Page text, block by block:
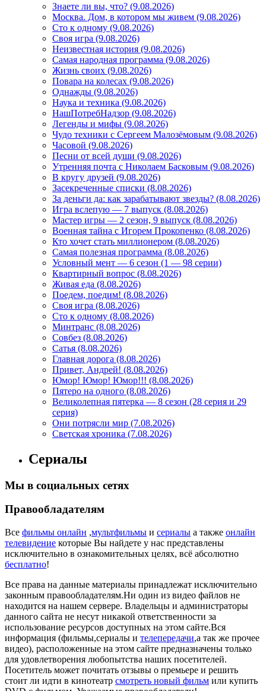
Знаете ли вы, что? (9.08.2026)
Mосква. Дом, в котором мы живем (9.08.2026)
Сто к одному (9.08.2026)
Своя игра (9.08.2026)
Неизвестная история (9.08.2026)
Самая народная программа (9.08.2026)
Жизнь своих (9.08.2026)
Повара на колесах (9.08.2026)
Однажды (9.08.2026)
Наука и техника (9.08.2026)
НашПотребНадзор (9.08.2026)
Легенды и мифы (9.08.2026)
Чудо техники с Сергеем Малозёмовым (9.08.2026)
Часовой (9.08.2026)
Песни от всей души (9.08.2026)
Утренняя почта с Николаем Басковым (9.08.2026)
В кругу друзей (9.08.2026)
Засекреченные списки (8.08.2026)
За деньги да: как зарабатывают звезды? (8.08.2026)
Игра вслепую — 7 выпуск (8.08.2026)
Мастер игры — 2 сезон, 9 выпуск (8.08.2026)
Военная тайна с Игорем Прокопенко (8.08.2026)
Кто хочет стать миллионером (8.08.2026)
Самая полезная программа (8.08.2026)
Условный мент — 6 сезон (1 — 98 серии)
Квартирный вопрос (8.08.2026)
Живая еда (8.08.2026)
Поедем, поедим! (8.08.2026)
Своя игра (8.08.2026)
Сто к одному (8.08.2026)
Минтранс (8.08.2026)
Совбез (8.08.2026)
Сатья (8.08.2026)
Главная дорога (8.08.2026)
Привет, Андрей! (8.08.2026)
Юмор! Юмор! Юмор!!! (8.08.2026)
Пятеро на одного (8.08.2026)
Великолепная пятерка — 8 сезон (28 серия и 29
серия)
Они потрясли мир (7.08.2026)
Светская хроника (7.08.2026)
Сериалы
Мы в социальных сетях
Правообладателям
Все фильмы онлайн ,мультфильмы и сериалы а также онлайн
телевидение которые Вы найдете у нас представлены
исключительно в ознакомительных целях, всё абсолютно
бесплатно!
Все права на данные материалы принадлежат исключительно
законным правообладателям.Ни один из видео файлов не
находится на нашем сервере. Владельцы и администраторы
данного сайта не несут никакой ответственности за
использование ресурсов доступных на этом сайте.Вся
информация (фильмы,сериалы и телепередачи,а так же прочее
видео), расположенные на этом сайте предназначены только
для удовлетворения любопытства наших посетителей.
Посетитель может почитать отзывы о премьере и решить
стоит ли идти в кинотеатр смотреть новый фильм или купить